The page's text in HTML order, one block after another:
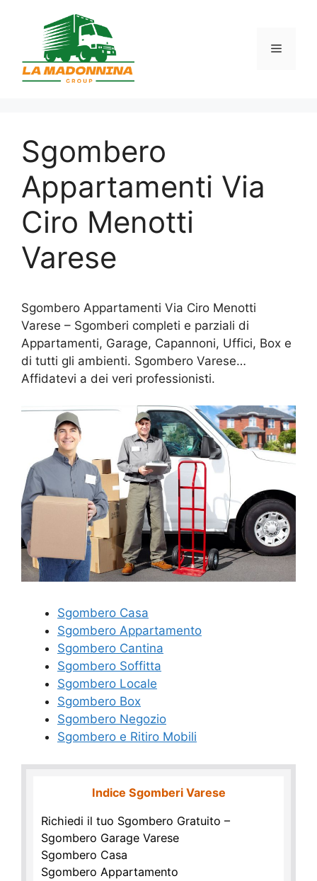
contenuto
Menu
Sgombero
Appartamenti Via
Ciro Menotti
Varese
Sgombero Appartamenti Via Ciro Menotti
Varese – Sgomberi completi e parziali di
Appartamenti, Garage, Capannoni, Uffici, Box e
di tutti gli ambienti. Sgombero Varese…
Affidatevi a dei veri professionisti.
Sgombero Casa
Sgombero Appartamento
Sgombero Cantina
Sgombero Soffitta
Sgombero Locale
Sgombero Box
Sgombero Negozio
Sgombero e Ritiro Mobili
Indice Sgomberi Varese
Richiedi il tuo Sgombero Gratuito –
Sgombero Garage Varese
Sgombero Casa
Sgombero Appartamento